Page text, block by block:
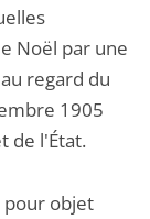
Noël par une
regard du
1905
de l'État.
pour objet